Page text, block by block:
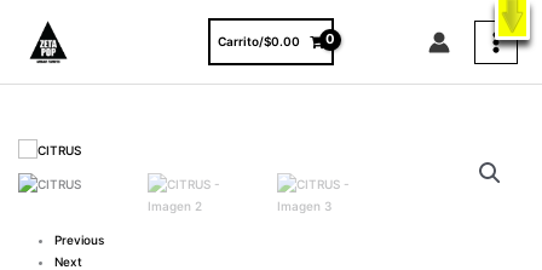
X
VER PRODUCTOS
contenido
Carrito/$0.00
Previous
Next
CITRUS
cantidad